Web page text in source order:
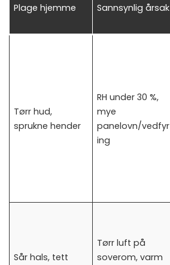
Plage hjemme Sannsynlig årsak
Tørr hud,
sprukne hender
RH under 30 %,
mye
panelovn/vedfyr
ing
Sår hals, tett
Tørr luft på
soverom, varm